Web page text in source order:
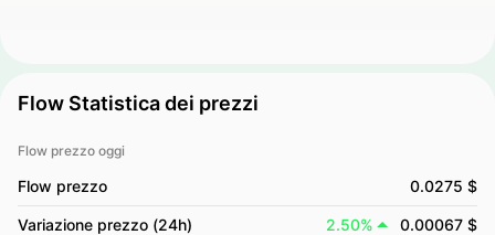
Flow Statistica dei prezzi
Flow prezzo oggi
Flow prezzo 0.0275 $
Variazione prezzo (24h) 2.50% 0.00067 $